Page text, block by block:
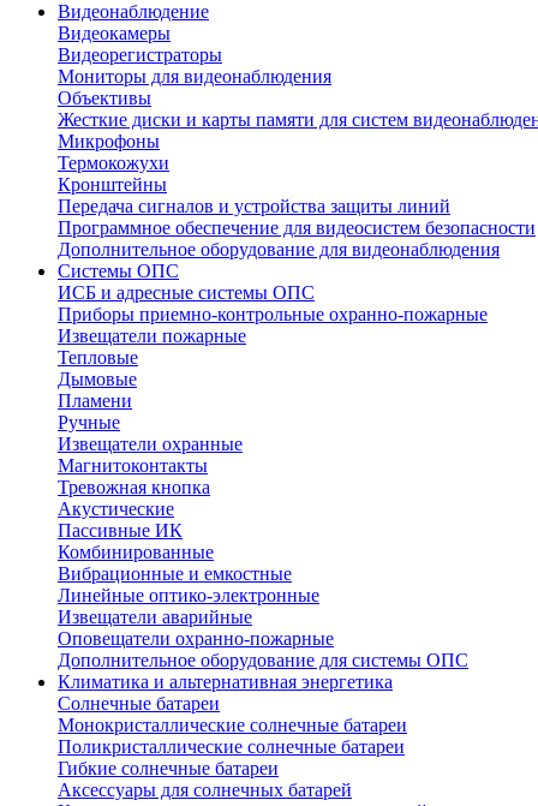
Видеонаблюдение
Видеокамеры
Видеорегистраторы
Мониторы для видеонаблюдения
Объективы
Жесткие диски и карты памяти для систем
Микрофоны
Термокожухи
Кронштейны
Передача сигналов и устройства защиты линий
Программное обеспечение для видеосистем безопасности
Дополнительное оборудование для видеонаблюдения
Системы ОПС
ИСБ и адресные системы ОПС
Приборы приемно-контрольные охранно-пожарные
Извещатели пожарные
Тепловые
Дымовые
Пламени
Ручные
Извещатели охранные
Магнитоконтакты
Тревожная кнопка
Акустические
Пассивные ИК
Комбинированные
Вибрационные и емкостные
Линейные оптико-электронные
Извещатели аварийные
Оповещатели охранно-пожарные
Дополнительное оборудование для системы ОПС
Климатика и альтернативная энергетика
Солнечные батареи
Монокристаллические солнечные батареи
Поликристаллические солнечные батареи
Гибкие солнечные батареи
Аксессуары для солнечных батарей